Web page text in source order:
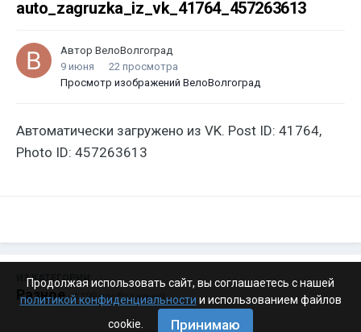
auto_zagruzka_iz_vk_41764_457263613
Автор ВелоВолгоград
9 июня
22 просмотра
Просмотр изображений ВелоВолгоград
Автоматически загружено из VK. Post ID: 41764,
Photo ID: 457263613
ИЗ КАТЕГОРИИ:
Разное · 4 199 изображений
Продолжая использовать сайт, вы соглашаетесь с нашей
политикой конфиденциальности и использованием файлов
cookie.
Принимаю